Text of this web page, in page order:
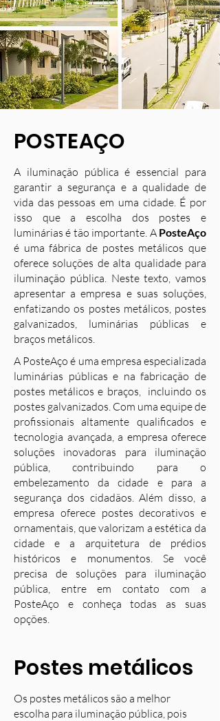
POSTEAÇO
A iluminação pública é essencial para
garantir a segurança e a qualidade de
vida das pessoas em uma cidade. É por
isso que a escolha dos postes e
luminárias é tão importante. A PosteAço
é uma fábrica de postes metálicos que
oferece soluções de alta qualidade para
iluminação pública. Neste texto, vamos
apresentar a empresa e suas soluções,
enfatizando os postes metálicos, postes
galvanizados, luminárias públicas e
braços metálicos.
A PosteAço é uma empresa especializada
luminárias públicas e na fabricação de
postes metálicos e braços, incluindo os
postes galvanizados. Com uma equipe de
profissionais altamente qualificados e
tecnologia avançada, a empresa oferece
soluções inovadoras para iluminação
pública, contribuindo para o
embelezamento da cidade e para a
segurança dos cidadãos. Além disso, a
empresa oferece postes decorativos e
ornamentais, que valorizam a estética da
cidade e a arquitetura de prédios
históricos e monumentos. Se você
precisa de soluções para iluminação
pública, entre em contato com a
PosteAço e conheça todas as suas
opções.
Postes metálicos
Os postes metálicos são a melhor
escolha para iluminação pública, pois